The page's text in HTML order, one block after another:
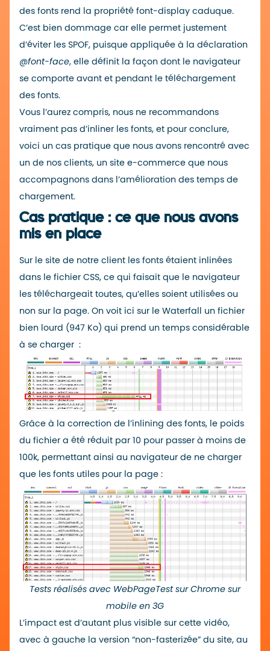
des fonts rend la propriété font-display caduque.
C’est bien dommage car elle permet justement
d’éviter les SPOF, puisque appliquée à la déclaration
@font-face, elle définit la façon dont le navigateur
se comporte avant et pendant le téléchargement
des fonts.
Vous l’aurez compris, nous ne recommandons
vraiment pas d’inliner les fonts, et pour conclure,
voici un cas pratique que nous avons rencontré avec
un de nos clients, un site e-commerce que nous
accompagnons dans l’amélioration des temps de
chargement.
Cas pratique : ce que nous avons
mis en place
Sur le site de notre client les fonts étaient inlinées
dans le fichier CSS, ce qui faisait que le navigateur
les téléchargeait toutes, qu’elles soient utilisées ou
non sur la page. On voit ici sur le Waterfall un fichier
bien lourd (947 Ko) qui prend un temps considérable
à se charger :
Grâce à la correction de l’inlining des fonts, le poids
du fichier a été réduit par 10 pour passer à moins de
100k, permettant ainsi au navigateur de ne charger
que les fonts utiles pour la page :
Tests réalisés avec WebPageTest sur Chrome sur
mobile en 3G
L’impact est d’autant plus visible sur cette vidéo,
avec à gauche la version “non-fasterizée” du site, au